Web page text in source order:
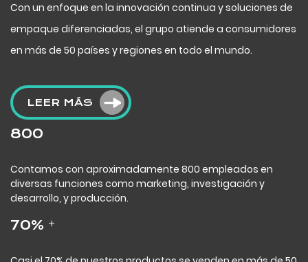
Con un enfoque en la innovación continua y soluciones de
empaque diferenciadas, el grupo atiende a consumidores
en más de 50 países y regiones en todo el mundo.
LEER MÁS
800
Contamos con aproximadamente 800 empleados en
diversas funciones como marketing, investigación y
desarrollo, y producción.
70% +